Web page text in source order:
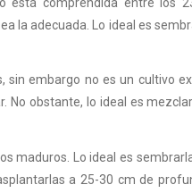
la adecuada. Lo ideal es
sin embargo no es un cultivo
No obstante, lo ideal es
maduros. Lo ideal es
a 25-30 cm de